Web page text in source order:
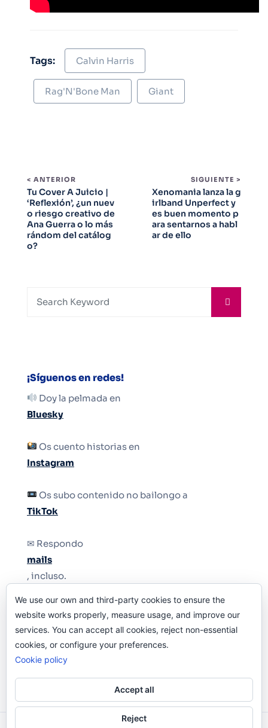
Tags: Calvin Harris
Rag'N'Bone Man Giant
< ANTERIOR
Tu Cover A Juicio |
‘Reflexión’, ¿un nuev
o riesgo creativo de
Ana Guerra o lo más
rándom del catálog
o?
SIGUIENTE >
Xenomania lanza la g
irlband Unperfect y
es buen momento p
ara sentarnos a habl
ar de ello
¡Síguenos en redes!
Doy la pelmada en
Bluesky
Os cuento historias en
Instagram
Os subo contenido no bailongo a
TikTok
✉ Respondo
mails
, incluso.
Y si una persona no puede tener teléfono, que
le quiten el teléfono.
We use our own and third-party cookies to ensure the
website works properly, measure usage, and improve our
services. You can accept all cookies, reject non-essential
cookies, or configure your preferences.
Cookie policy
Accept all
Reject